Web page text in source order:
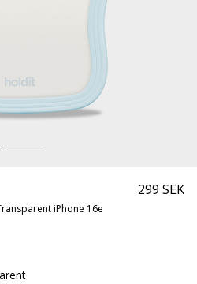
iPhone 16e
299 SEK